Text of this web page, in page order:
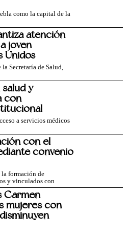
como la capital de la
atención
joven
Unidos
Secretaría de Salud,
salud y
con
a servicios médicos
con el
convenio
la formación de
y vinculados con
Carmen
mujeres con